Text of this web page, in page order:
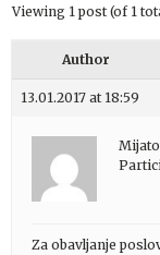
Viewing 1 post (of 1
Author
13.01.2017 at 18:59
Za obavljanje